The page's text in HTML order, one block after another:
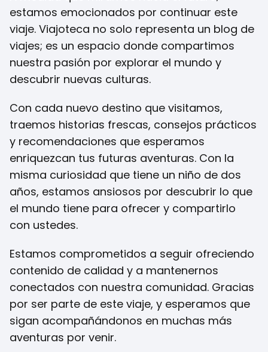
estamos emocionados por continuar este
viaje. Viajoteca no solo representa un blog de
viajes; es un espacio donde compartimos
nuestra pasión por explorar el mundo y
descubrir nuevas culturas.
Con cada nuevo destino que visitamos,
traemos historias frescas, consejos prácticos
y recomendaciones que esperamos
enriquezcan tus futuras aventuras. Con la
misma curiosidad que tiene un niño de dos
años, estamos ansiosos por descubrir lo que
el mundo tiene para ofrecer y compartirlo
con ustedes.
Estamos comprometidos a seguir ofreciendo
contenido de calidad y a mantenernos
conectados con nuestra comunidad. Gracias
por ser parte de este viaje, y esperamos que
sigan acompañándonos en muchas más
aventuras por venir.